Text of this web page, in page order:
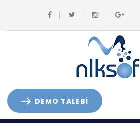
DEMO TALEBİ